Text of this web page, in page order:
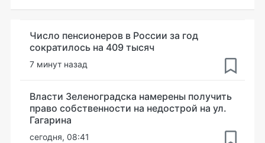
Число пенсионеров в России за год
сократилось на 409 тысяч
7 минут назад
Власти Зеленоградска намерены получить
право собственности на недострой на ул.
Гагарина
сегодня, 08:41